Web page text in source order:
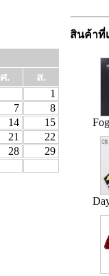
ศ.
ส.
1
7
8
14
15
21
22
28
29
สินค้าที่